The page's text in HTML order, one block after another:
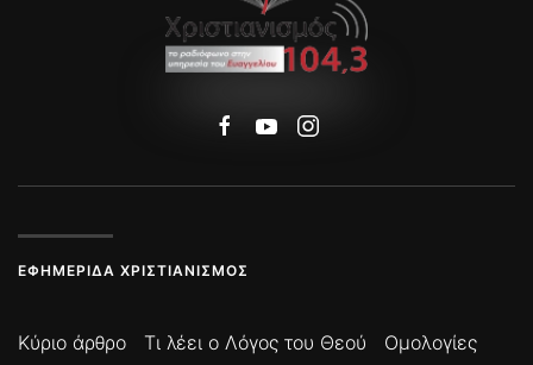
ΕΦΗΜΕΡΊΔΑ ΧΡΙΣΤΙΑΝΙΣΜΌΣ
Κύριο άρθρο Τι λέει ο Λόγος του Θεού
Ομολογίες